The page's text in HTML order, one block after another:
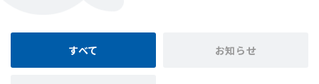
すべて お知らせ